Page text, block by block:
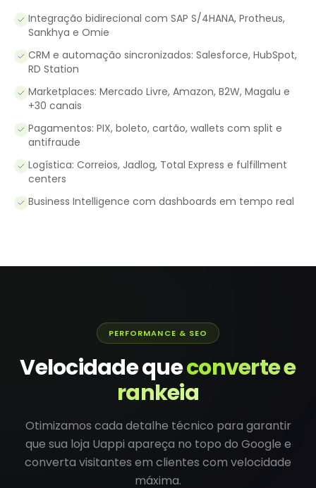
Integração bidirecional com SAP S/4HANA, Protheus,
Sankhya e Omie
CRM e automação sincronizados: Salesforce, HubSpot,
RD Station
Marketplaces: Mercado Livre, Amazon, B2W, Magalu e
+30 canais
Pagamentos: PIX, boleto, cartão, wallets com split e
antifraude
Logística: Correios, Jadlog, Total Express e fulfillment
centers
Business Intelligence com dashboards em tempo real
PERFORMANCE & SEO
Velocidade queconverte e
rankeia
Otimizamos cada detalhe técnico para garantir
que sua loja Uappi apareça no topo do Google e
converta visitantes em clientes com velocidade
máxima.